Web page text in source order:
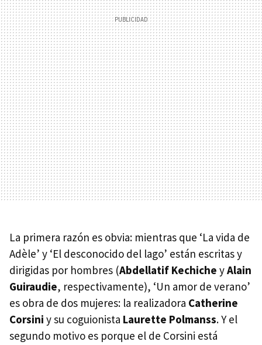
La primera razón es obvia: mientras que ‘La vida de
Adèle’ y ‘El desconocido del lago’ están escritas y
dirigidas por hombres (Abdellatif Kechiche yAlain
Guiraudie, respectivamente), ‘Un amor de verano’
es obra de dos mujeres: la realizadora Catherine
Corsini y su coguionista Laurette Polmanss. Y el
segundo motivo es porque el de Corsini está